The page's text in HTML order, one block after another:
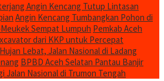
Angin Kencang Tutup Lintasan
Angin Kencang Tumbangkan Pohon di
Sempat Lumpuh Pemkab Aceh
dari KKP untuk Percepat
Hujan Lebat, Jalan Nasional di Ladang
BPBD Aceh Selatan Pantau Banjir
Jalan Nasional di Trumon Tengah